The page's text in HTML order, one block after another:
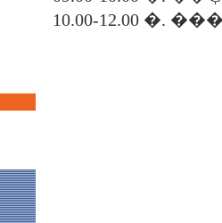
10.00-12.00 �.